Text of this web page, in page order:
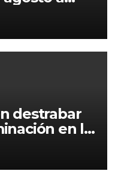
Comité
en el
destrabar
en la
por
en riesgo a